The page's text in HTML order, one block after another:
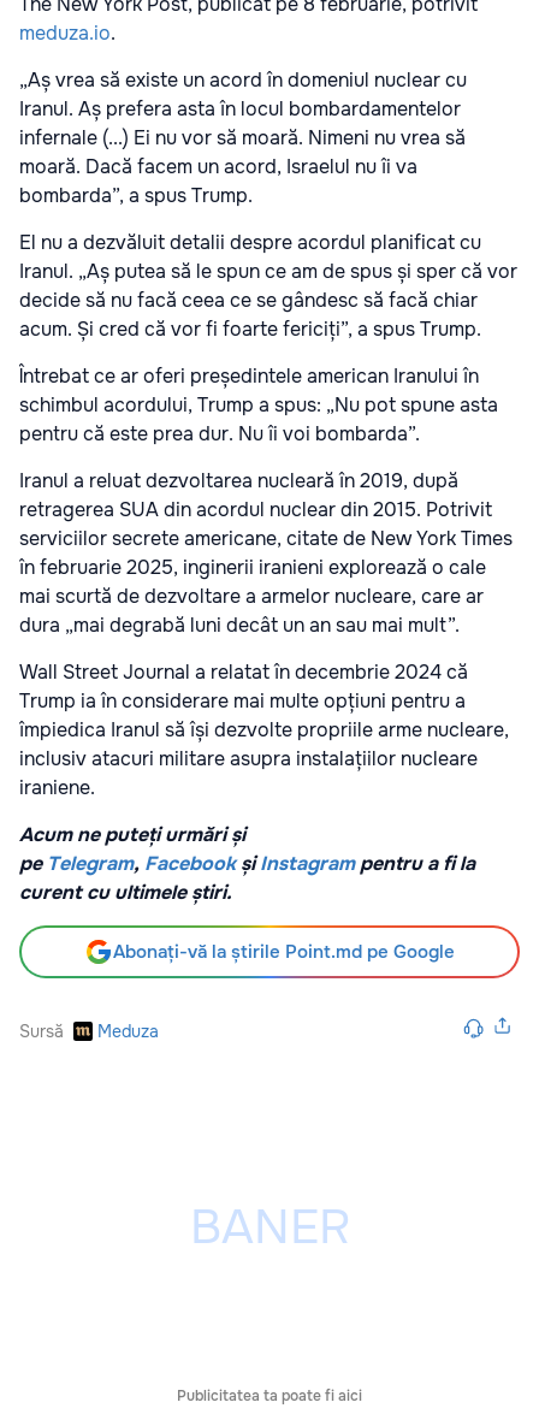
meduza.io.
„Aș vrea să existe un acord în domeniul nuclear cu
Iranul. Aș prefera asta în locul bombardamentelor
infernale (...) Ei nu vor să moară. Nimeni nu vrea să
moară. Dacă facem un acord, Israelul nu îi va
bombarda”, a spus Trump.
El nu a dezvăluit detalii despre acordul planificat cu
Iranul. „Aș putea să le spun ce am de spus și sper că vor
decide să nu facă ceea ce se gândesc să facă chiar
acum. Și cred că vor fi foarte fericiți”, a spus Trump.
Întrebat ce ar oferi președintele american Iranului în
schimbul acordului, Trump a spus: „Nu pot spune asta
pentru că este prea dur. Nu îi voi bombarda”.
Iranul a reluat dezvoltarea nucleară în 2019, după
retragerea SUA din acordul nuclear din 2015. Potrivit
serviciilor secrete americane, citate de New York Times
în februarie 2025, inginerii iranieni explorează o cale
mai scurtă de dezvoltare a armelor nucleare, care ar
dura „mai degrabă luni decât un an sau mai mult”.
Wall Street Journal a relatat în decembrie 2024 că
Trump ia în considerare mai multe opțiuni pentru a
împiedica Iranul să își dezvolte propriile arme nucleare,
inclusiv atacuri militare asupra instalațiilor nucleare
iraniene.
Acum ne puteți urmări și
pe Telegram, FacebookșiInstagrampentru a fi la
curent cu ultimele știri.
Abonați-vă la știrile Point.md pe Google
Sursă Meduza
Publicitatea ta poate fi aici